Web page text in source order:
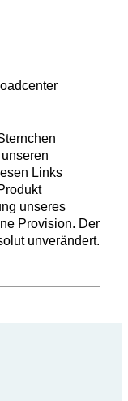
Links
unseres
Provision. Der
unverändert.